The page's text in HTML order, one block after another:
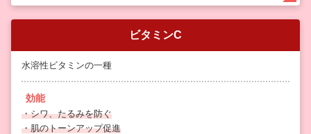
ビタミンC
水溶性ビタミンの一種
効能
・シワ、たるみを防ぐ
・肌のトーンアップ促進